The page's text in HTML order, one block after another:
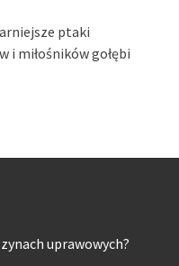
ptaki
i miłośników gołębi
uprawowych?